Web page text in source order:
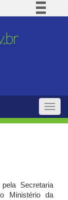
BR
Toggle
Secretaria
Ministério da